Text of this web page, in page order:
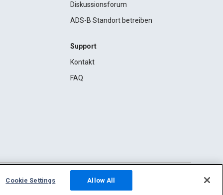
Diskussionsforum
ADS-B Standort betreiben
Support
Kontakt
FAQ
Cookie Settings Allow All